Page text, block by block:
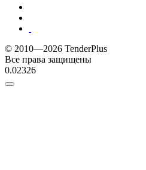
© 2010—2026 TenderPlus
Все права защищены
0.02326